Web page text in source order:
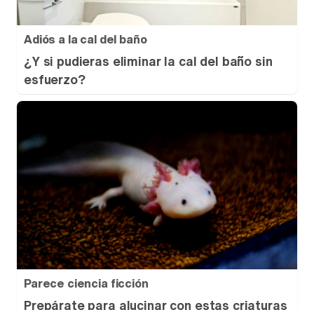
Adiós a la cal del baño
¿Y si pudieras eliminar la cal del baño sin
esfuerzo?
Parece ciencia ficción
Prepárate para alucinar con estas criaturas